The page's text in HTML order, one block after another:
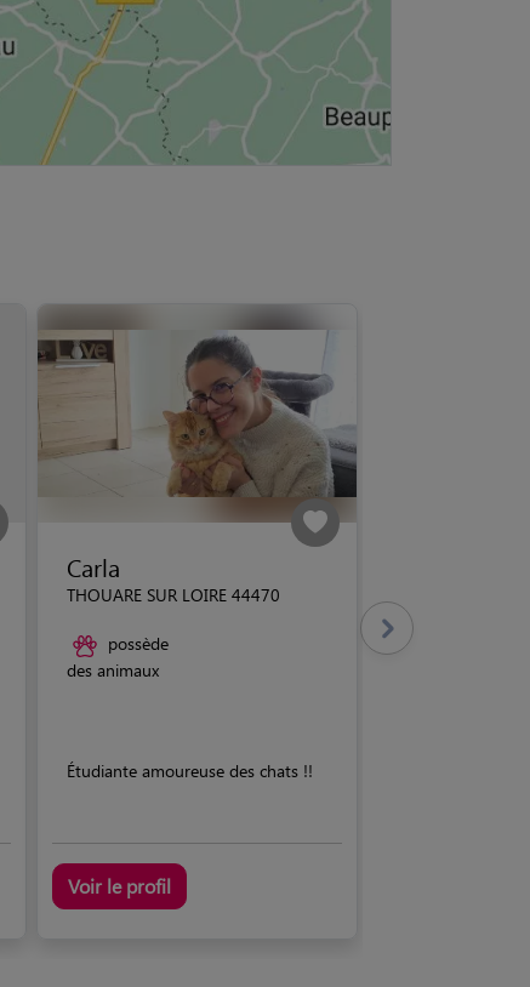
Carla
THOUARE SUR LOIRE 44470
possède
des animaux
Étudiante amoureuse des chats !!
Voir le profil